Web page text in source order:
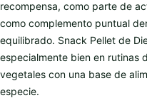
recompensa, como parte de
como complemento puntual
equilibrado. Snack Pellet de
especialmente bien en rutinas
vegetales con una base de
especie.